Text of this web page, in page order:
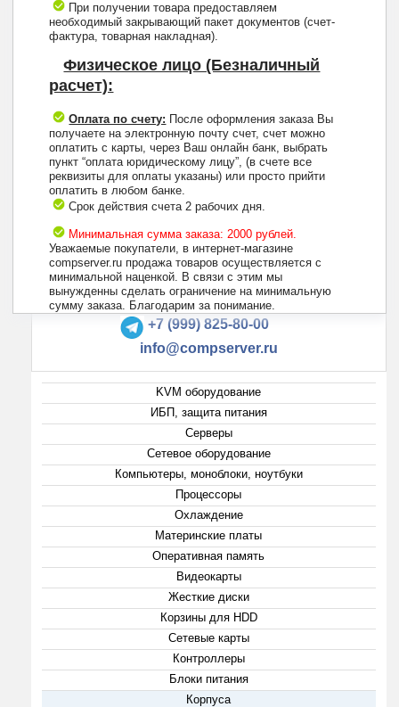
При получении товара предоставляем
необходимый закрывающий пакет документов (счет-
фактура, товарная накладная).
Физическое лицо (Безналичный
расчет):
Оплата по счету: После оформления заказа Вы
получаете на электронную почту счет, счет можно
оплатить с карты, через Ваш онлайн банк, выбрать
пункт “оплата юридическому лицу”, (в счете все
реквизиты для оплаты указаны) или просто прийти
оплатить в любом банке.
Срок действия счета 2 рабочих дня.
Минимальная сумма заказа: 2000 рублей.
Уважаемые покупатели, в интернет-магазине
compserver.ru продажа товаров осуществляется с
минимальной наценкой. В связи с этим мы
вынужденны сделать ограничение на минимальную
сумму заказа. Благодарим за понимание.
+7 (495) 223-13-47
+7 (999) 825-80-00
info@compserver.ru
KVM оборудование
ИБП, защита питания
Серверы
Сетевое оборудование
Компьютеры, моноблоки, ноутбуки
Процессоры
Охлаждение
Материнские платы
Оперативная память
Видеокарты
Жесткие диски
Корзины для HDD
Сетевые карты
Контроллеры
Блоки питания
Корпуса